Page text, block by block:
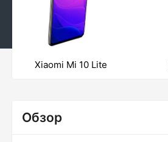
Xiaomi Mi 10 Lite
Обзор